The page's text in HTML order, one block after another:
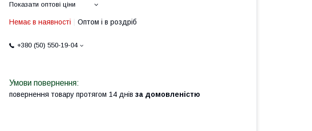
Показати оптові ціни
Немає в наявності Оптом і в роздріб
+380 (50) 550-19-04
повернення товару протягом 14 днів за домовленістю